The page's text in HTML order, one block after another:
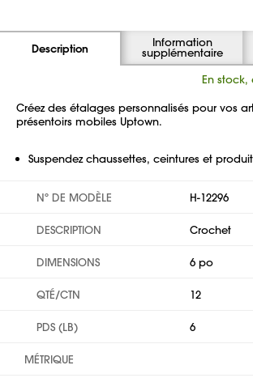
Description Information
supplémentaire
En
Créez des étalages personnalisés pour vos
présentoirs mobiles Uptown.
Suspendez chaussettes, ceintures et
Nº DE MODÈLE H-12296
DESCRIPTION Crochet
DIMENSIONS 6 po
QTÉ/CTN 12
PDS (LB) 6
MÉTRIQUE